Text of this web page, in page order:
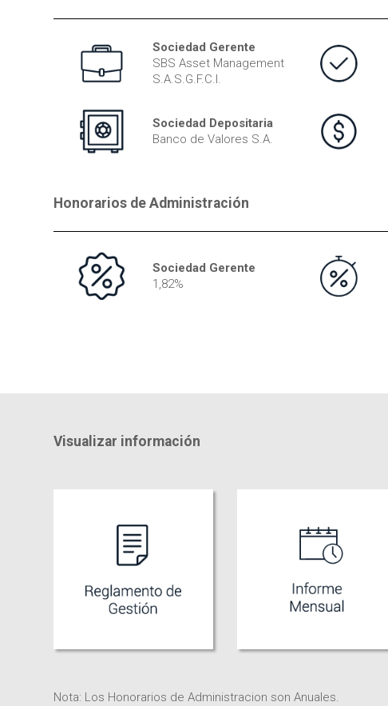
Sociedad Gerente
SBS Asset Management
S.A.S.G.F.C.I.
Sociedad Depositaria
Banco de Valores S.A.
Honorarios de Administración
Sociedad Gerente
1,82%
Visualizar información
Nota: Los Honorarios de Administracion son Anuales.